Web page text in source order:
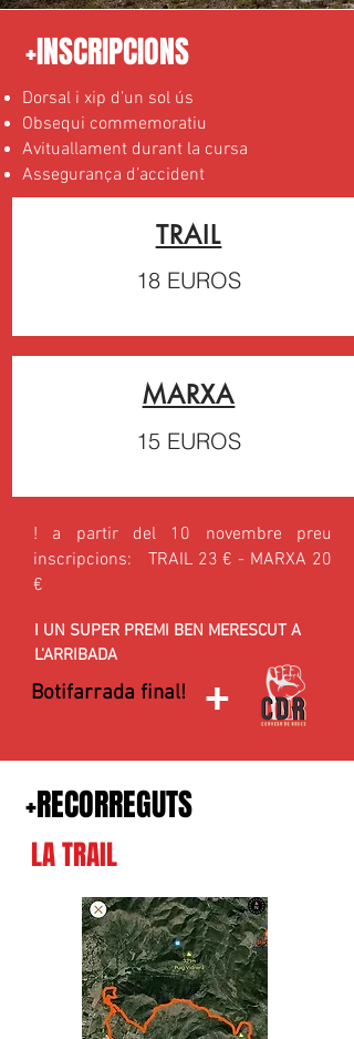
+INSCRIPCIONS
Dorsal i xip d’un sol ús
Obsequi commemoratiu
Avituallament durant la cursa
Assegurança d’accident
TRAIL
18 EUROS
MARXA
15 EUROS
! a partir del 10 novembre preu
inscripcions: TRAIL 23 € - MARXA 20
€
I UN SUPER PREMI BEN MERESCUT A
L'ARRIBADA
Botifarrada final! +
+RECORREGUTS
LA TRAIL